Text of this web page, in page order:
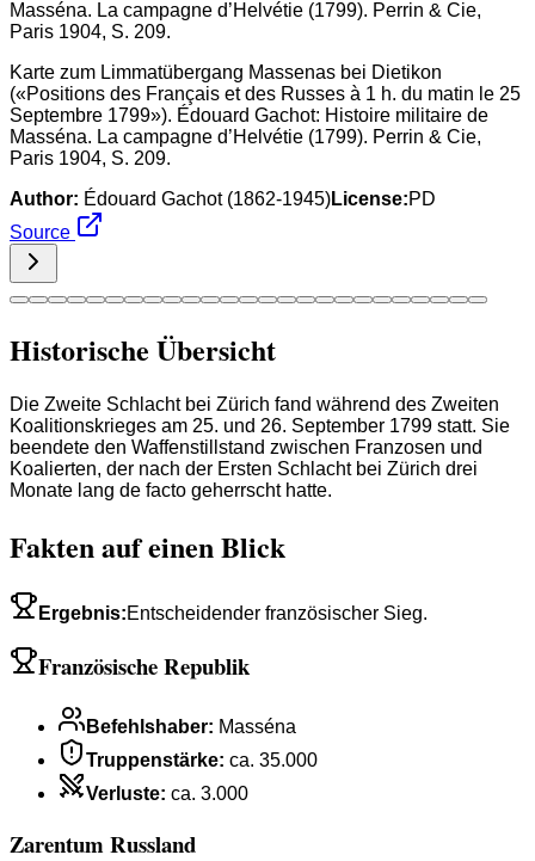
Karte zum Limmatübergang Massenas bei Dietikon
(«Positions des Français et des Russes à 1 h. du matin le 25
Septembre 1799»). Édouard Gachot: Histoire militaire de
Masséna. La campagne d’Helvétie (1799). Perrin & Cie,
Paris 1904, S. 209.
Author: Édouard Gachot (1862-1945)License:PD
Source
Historische Übersicht
Die Zweite Schlacht bei Zürich fand während des Zweiten
Koalitionskrieges am 25. und 26. September 1799 statt. Sie
beendete den Waffenstillstand zwischen Franzosen und
Koalierten, der nach der Ersten Schlacht bei Zürich drei
Monate lang de facto geherrscht hatte.
Fakten auf einen Blick
Ergebnis:Entscheidender französischer Sieg.
Französische Republik
Befehlshaber: Masséna
Truppenstärke: ca. 35.000
Verluste: ca. 3.000
Zarentum Russland